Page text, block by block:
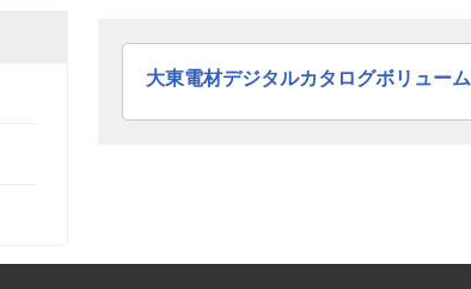
大東電材デジタルカタログボリューム